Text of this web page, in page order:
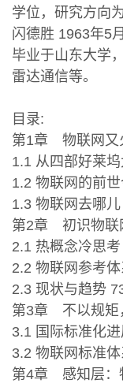
学位，研究方向
闪德胜 1963年5
毕业于山东大学
雷达通信等。
目录:
第1章 物联网又
1.1 从四部好莱
1.2 物联网的前
1.3 物联网去哪
第2章 初识物联
2.1 热概念冷思
2.2 物联网参考
2.3 现状与趋势
第3章 不以规矩
3.1 国际标准化
3.2 物联网标准
第4章 感知层：